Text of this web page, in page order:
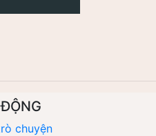
chuyện